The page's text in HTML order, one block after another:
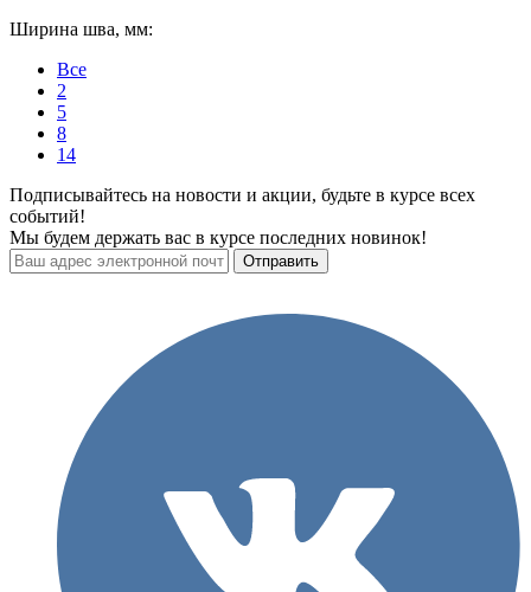
Ширина шва, мм:
Все
2
5
8
14
Подписывайтесь на новости и акции, будьте в курсе всех
событий!
Мы будем держать вас в курсе последних новинок!